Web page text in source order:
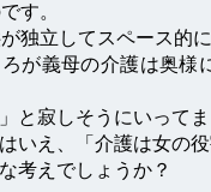
す。
独立してスペース的
ろが義母の介護は奥様
と寂しそうにいってま
いえ、「介護は女の
考えでしょうか？